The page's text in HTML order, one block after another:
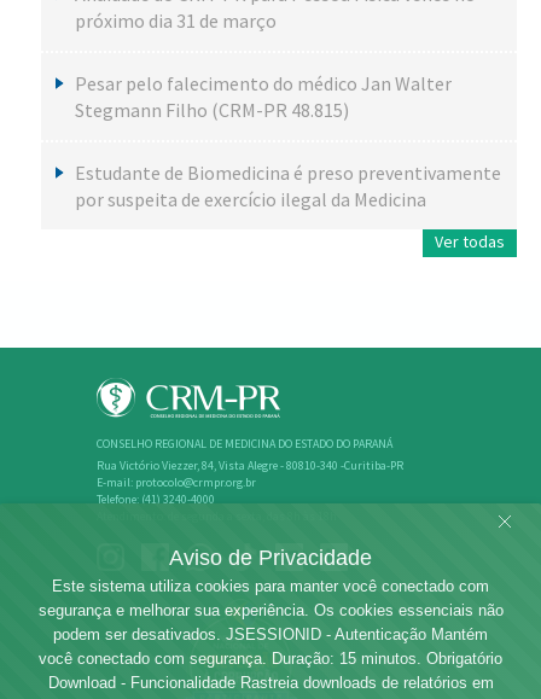
próximo dia 31 de março
Pesar pelo falecimento do médico Jan Walter
Stegmann Filho (CRM-PR 48.815)
Estudante de Biomedicina é preso preventivamente
por suspeita de exercício ilegal da Medicina
Ver todas
CONSELHO REGIONAL DE MEDICINA DO ESTADO DO PARANÁ
Rua Victório Viezzer, 84, Vista Alegre - 80810-340 -Curitiba-PR
E-mail: protocolo@crmpr.org.br
Telefone: (41) 3240-4000
Aviso de Privacidade
Este sistema utiliza cookies para manter você conectado com
segurança e melhorar sua experiência. Os cookies essenciais não
podem ser desativados. JSESSIONID - Autenticação Mantém
você conectado com segurança. Duração: 15 minutos. Obrigatório
Download - Funcionalidade Rastreia downloads de relatórios em